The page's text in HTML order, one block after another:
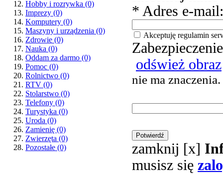
Hobby i rozrywka (0)
Imprezy (0)
Komputery (0)
Maszyny i urządzenia (0)
Zdrowie (0)
Nauka (0)
Oddam za darmo (0)
Pomoc (0)
Rolnictwo (0)
RTV (0)
Stolarstwo (0)
Telefony (0)
Turystyka (0)
Uroda (0)
Zamienię (0)
Zwierzęta (0)
Pozostałe (0)
* Adres e-mail:
Akceptuję regulamin
odśwież obraz
nie ma znaczenia.
zamknij [x]
musisz się